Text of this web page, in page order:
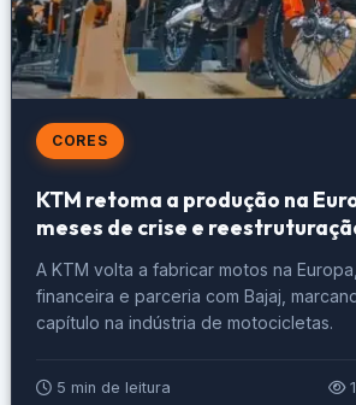
CORES
KTM retoma a produção na
meses de crise e
A KTM volta a fabricar motos na
financeira e parceria com Bajaj,
capítulo na indústria de motocicletas.
5 min de leitura